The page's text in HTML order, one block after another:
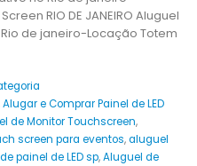
RIO DE JANEIRO Aluguel
de janeiro-Locação Totem
Alugar e Comprar Painel de LED
de Monitor Touchscreen,
screen para eventos,aluguel
painel de LED sp,Aluguel de